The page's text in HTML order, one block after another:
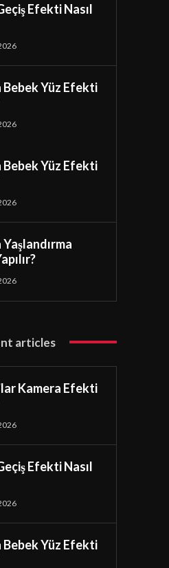
Efekti Nasıl
Bebek Yüz Efekti
Bebek Yüz Efekti
articles
Kamera Efekti
Efekti Nasıl
Bebek Yüz Efekti